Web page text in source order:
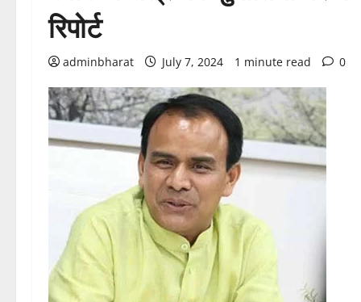
रिपोर्ट
adminbharat July 7, 2024 1 minute read 0